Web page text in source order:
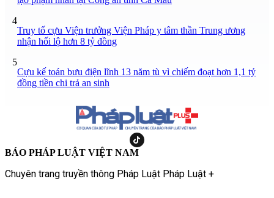
4
Truy tố cựu Viện trưởng Viện Pháp y tâm thần Trung ương
nhận hối lộ hơn 8 tỷ đồng
5
Cựu kế toán bưu điện lĩnh 13 năm tù vì chiếm đoạt hơn 1,1 tỷ
đồng tiền chi trả an sinh
BÁO PHÁP LUẬT VIỆT NAM
Chuyên trang truyền thông Pháp Luật Pháp Luật +